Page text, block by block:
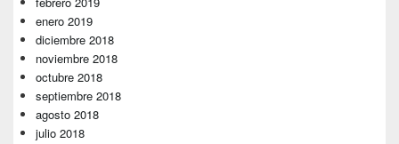
enero 2019
diciembre 2018
noviembre 2018
octubre 2018
septiembre 2018
agosto 2018
julio 2018